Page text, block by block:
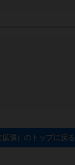
張）のトップに戻る